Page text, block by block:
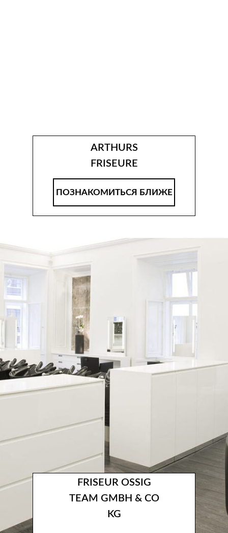
ARTHURS
FRISEURE
ПОЗНАКОМИТЬСЯ БЛИЖЕ
FRISEUR OSSIG
TEAM GMBH & CO
KG